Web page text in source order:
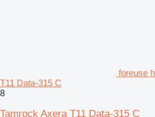
foreuse
T11 Data-315 C
8
Tamrock Axera T11 Data-315 C